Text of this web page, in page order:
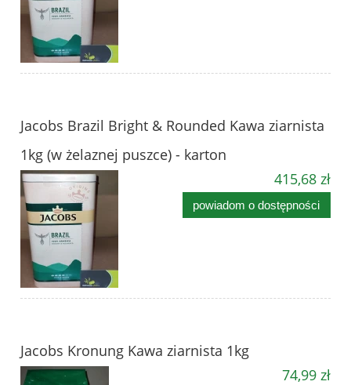
Jacobs Brazil Bright & Rounded Kawa ziarnista
1kg (w żelaznej puszce) - karton
415,68 zł
powiadom o dostępności
Jacobs Kronung Kawa ziarnista 1kg
74,99 zł